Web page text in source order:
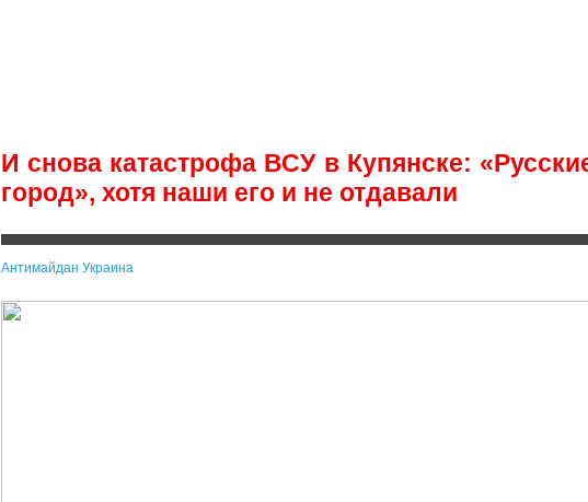
И снова катастрофа ВСУ в Купянске:
город», хотя наши его и не отдавали
Антимайдан Украина